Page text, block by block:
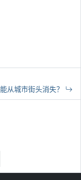
从城市街头消失？